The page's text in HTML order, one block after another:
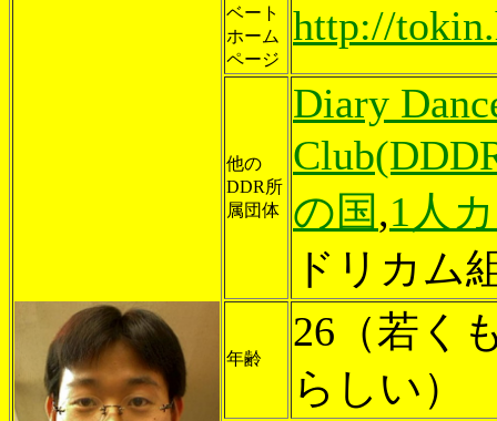
ベート
ホーム
ページ
http://
他の
DDR所
属団体
Diary
の国,1人
ドリカム
年齢
26（若く
らしい）